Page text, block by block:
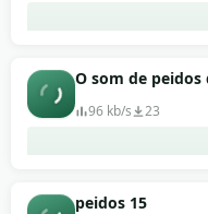
O som de
96 kb/s 23
peidos 15